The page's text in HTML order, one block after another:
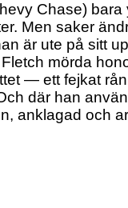
Chase)
Men saker
är ute på sitt
mörda
— ett fejkat
där han
anklagad och